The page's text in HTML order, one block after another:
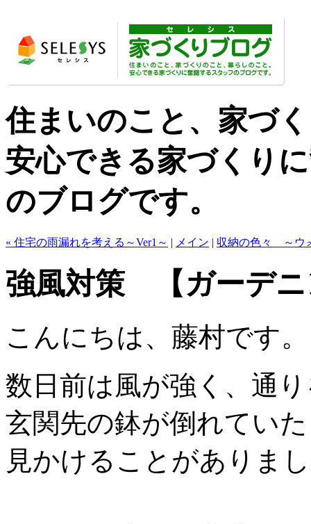
住まいのこと、家づ
安心できる家づくり
のブログです。
« 住宅の雨漏れを考える～Ver1～ | メイン | 収納の色々 ～ウ
強風対策 【ガーデニ
こんにちは、藤村です。
数日前は風が強く、通
玄関先の鉢が倒れてい
見かけることがありま